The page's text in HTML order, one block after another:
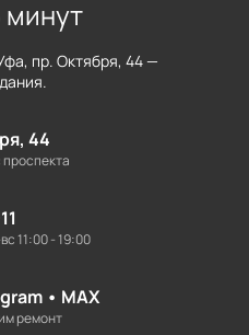
минут
пр. Октября, 44 —
44
проспекта
11:00 - 19:00
• MAX
ремонт